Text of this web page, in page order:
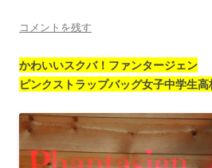
コメントを残す
かわいいスクバ！ファンタージェン
ピンクストラップバッグ女子中学生高